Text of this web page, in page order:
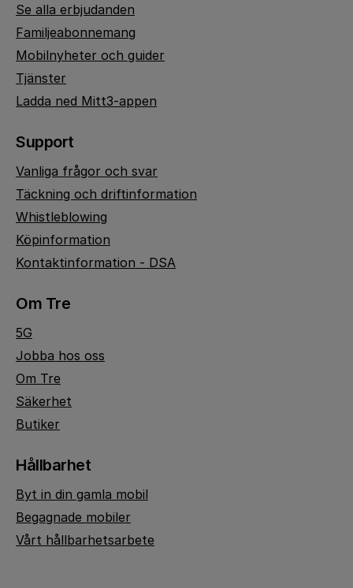
Se alla erbjudanden
Familjeabonnemang
Mobilnyheter och guider
Tjänster
Ladda ned Mitt3-appen
Support
Vanliga frågor och svar
Täckning och driftinformation
Whistleblowing
Köpinformation
Kontaktinformation - DSA
Om Tre
5G
Jobba hos oss
Om Tre
Säkerhet
Butiker
Hållbarhet
Byt in din gamla mobil
Begagnade mobiler
Vårt hållbarhetsarbete